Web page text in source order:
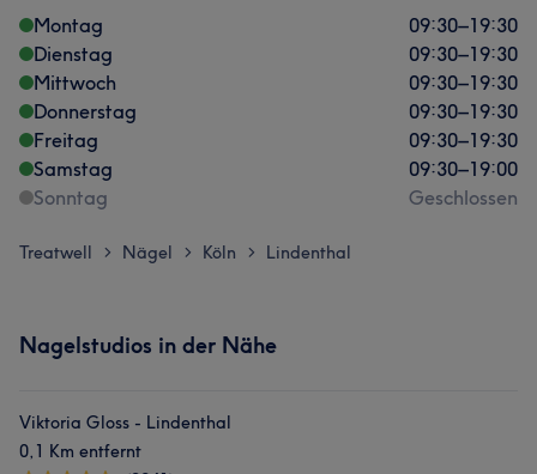
Montag
09:30–19:30
Dienstag
09:30–19:30
Mittwoch
09:30–19:30
Donnerstag
09:30–19:30
Freitag
09:30–19:30
Samstag
09:30–19:00
Sonntag
Geschlossen
Treatwell > Nägel > Köln > Lindenthal
Nagelstudios in der Nähe
Viktoria Gloss - Lindenthal
0,1 Km entfernt